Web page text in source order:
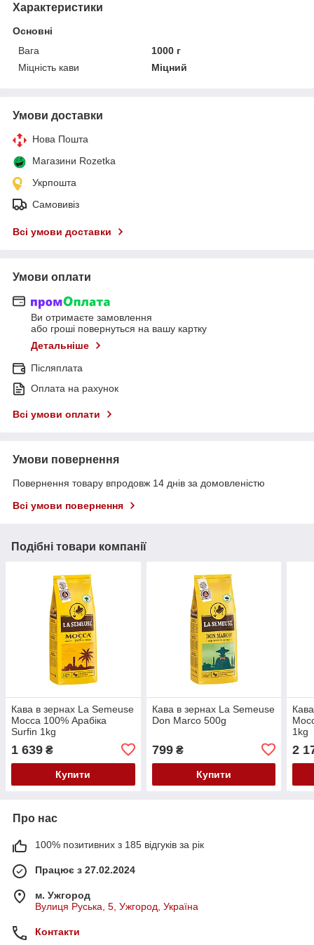
Характеристики
Основні
Вага
1000 г
Міцність кави
Міцний
Умови доставки
Нова Пошта
Магазини Rozetka
Укрпошта
Самовивіз
Всі умови доставки
Умови оплати
Ви отримаєте замовлення
або гроші повернуться на вашу картку
Детальніше
Післяплата
Оплата на рахунок
Всі умови оплати
Умови повернення
Повернення товару впродовж 14 днів за домовленістю
Всі умови повернення
Подібні товари компанії
Кава в зернах La Semeuse
Mocca 100% Арабіка
Surfin 1kg
1 639 ₴
Купити
Кава в зернах La Semeuse
Don Marco 500g
799₴
Купити
1kg
2
Про нас
100% позитивних з 185 відгуків за рік
Працює з 27.02.2024
м. Ужгород
Вулиця Руська, 5, Ужгород, Україна
Контакти